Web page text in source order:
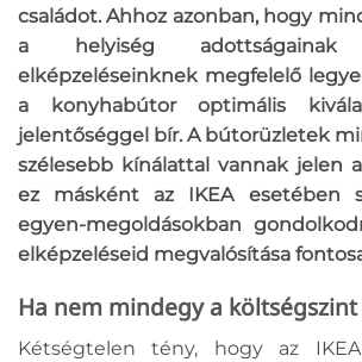
családot. Ahhoz azonban, hogy
a helyiség
elképzeléseinknek megfelelő
a konyhabútor optimális
jelentőséggel bír. A bútorüzletek
szélesebb kínálattal vannak jelen
ez másként az IKEA esetében
egyen-megoldásokban
elképzeléseid megvalósítása
Ha nem mindegy a költségszint
Kétségtelen tény, hogy az